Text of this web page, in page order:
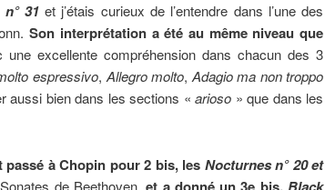
31et j’étais curieux de l’entendre dans l’une des
Son interprétation a été au même niveau que
une excellente compréhension dans chacun des 3
espressivo,Allegro molto,Adagio ma non troppo
aussi bien dans les sections «arioso » que dans les
passé à Chopin pour 2 bis, les Nocturnes n° 20 et
de Beethoven,et a donné un 3e bis,Black